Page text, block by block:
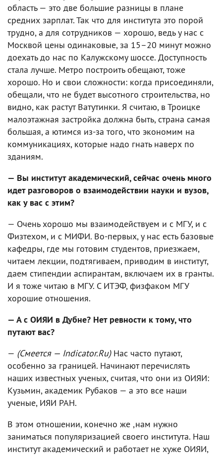
область — это две большие разницы в плане
средних зарплат. Так что для института это порой
трудно, а для сотрудников — хорошо, ведь у нас с
Москвой цены одинаковые, за 15–20 минут можно
доехать до нас по Калужскому шоссе. Доступность
стала лучше. Метро построить обещают, тоже
хорошо. Но и свои сложности: когда присоединяли,
обещали, что не будет высотного строительства, но
видно, как растут Ватутинки. Я считаю, в Троицке
малоэтажная застройка должна быть, страна самая
большая, а ютимся из-за того, что экономим на
коммуникациях, которые надо гнать наверх по
зданиям.
— Вы институт академический, сейчас очень много
идет разговоров о взаимодействии науки и вузов,
как у вас с этим?
— Очень хорошо мы взаимодействуем и с МГУ, и с
Физтехом, и с МИФИ. Во-первых, у нас есть базовые
кафедры, где мы готовим студентов, приезжаем,
читаем лекции, подтягиваем, приводим в институт,
даем стипендии аспирантам, включаем их в гранты.
И я тоже читаю в МГУ. С ИТЭФ, физфаком МГУ
хорошие отношения.
— А с ОИЯИ в Дубне? Нет ревности к тому, что
путают вас?
— (Смеется — Indicator.Ru)Нас часто путают,
особенно за границей. Начинают перечислять
наших известных ученых, считая, что они из ОИЯИ:
Кузьмин, академик Рубаков — а это все наши
ученые, ИЯИ РАН.
В этом отношении, конечно же ,нам нужно
заниматься популяризацией своего института. Наш
институт академический и работает не хуже ОИЯИ,